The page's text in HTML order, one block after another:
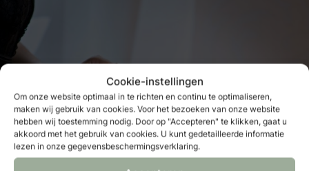
Cookie-instellingen
Om onze website optimaal in te richten en continu te optimaliseren,
maken wij gebruik van cookies. Voor het bezoeken van onze website
hebben wij toestemming nodig. Door op "Accepteren" te klikken, gaat u
akkoord met het gebruik van cookies. U kunt gedetailleerde informatie
lezen in onze gegevensbeschermingsverklaring.